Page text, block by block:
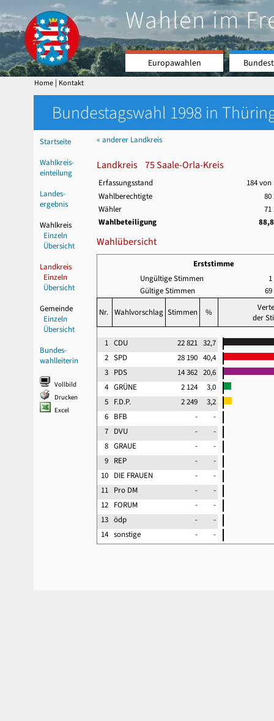
Wahlen im
Europawahlen
Home | Kontakt
Bundestagswahl 1998 in
Startseite
Wahlkreis-
einteilung
Landes-
ergebnis
Wahlkreis
Einzeln
Übersicht
Landkreis
Einzeln
Übersicht
Gemeinde
Einzeln
Übersicht
Bundes-
wahlleiterin
Vollbild
Drucken
Excel
« anderer Landkreis
Landkreis 75 Saale-Orla-Kreis
Erfassungsstand
184 von
Wahlberechtigte
80
Wähler
71
Wahlbeteiligung
Wahlübersicht
Erststimme
Ungültige Stimmen
Gültige Stimmen
69
Nr. Wahlvorschlag Stimmen %
der
1 CDU 22 821 32,7
2 SPD 28 190 40,4
3 PDS 14 362 20,6
4 GRÜNE 2 124
3,0
5 F.D.P. 2 249
3,2
6 BFB -
-
7 DVU -
-
8 GRAUE -
-
9 REP -
-
10 DIE FRAUEN -
-
11 Pro DM -
-
12 FORUM -
-
13 ödp -
-
14 sonstige - -